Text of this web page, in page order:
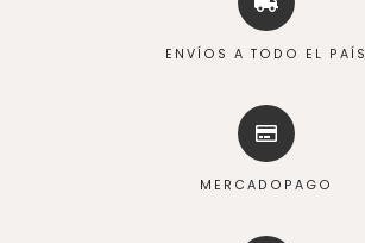
ENVÍOS A TODO EL PAÍS
MERCADOPAGO